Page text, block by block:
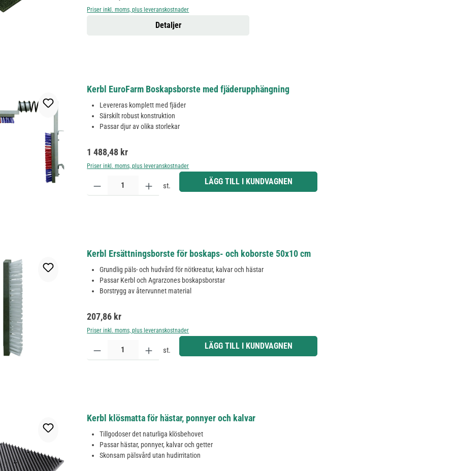
Priser inkl. moms, plus leveranskostnader
Detaljer
Kerbl EuroFarm Boskapsborste med fjäderupphängning
Levereras komplett med fjäder
Särskilt robust konstruktion
Passar djur av olika storlekar
Ordinarie pris:
1 488,48 kr
Priser inkl. moms, plus leveranskostnader
Produktkvantitet: Ange önskat belopp eller använd knapparna för att öka eller minska kvantiteten.
st. LÄGG TILL I KUNDVAGNEN
Kerbl Ersättningsborste för boskaps- och koborste 50x10 cm
Grundlig päls- och hudvård för nötkreatur, kalvar och hästar
Passar Kerbl och Agrarzones boskapsborstar
Borstrygg av återvunnet material
Ordinarie pris:
207,86 kr
Priser inkl. moms, plus leveranskostnader
Produktkvantitet: Ange önskat belopp eller använd knapparna för att öka eller minska kvantiteten.
st. LÄGG TILL I KUNDVAGNEN
Kerbl klösmatta för hästar, ponnyer och kalvar
Tillgodoser det naturliga klösbehovet
Passar hästar, ponnyer, kalvar och getter
Skonsam pälsvård utan hudirritation